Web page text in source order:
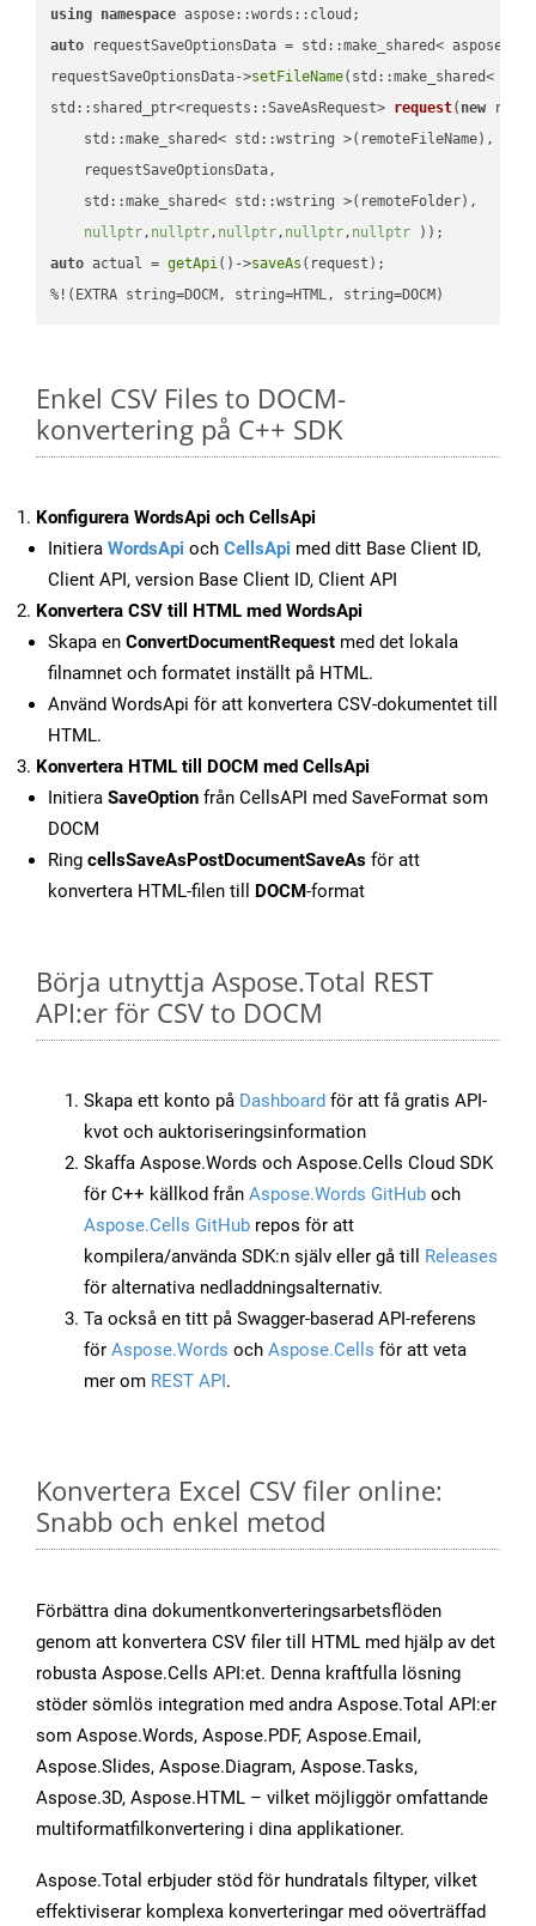
using namespace
auto requestSaveOptionsData = std::make_shared<
requestSaveOptionsData->setFileName(std::make_shared<
std::shared_ptr<requests::SaveAsRequest> request( new
    std::make_shared< std::wstring >(remoteFileName),
    requestSaveOptionsData,
    std::make_shared< std::wstring >(remoteFolder),
nullptr, nullptr, nullptr, nullptr, nullptr ))
auto actual = getApi()->saveAs (request);
%!(EXTRA string=DOCM, string=HTML, string=DOCM)
Enkel CSV Files to DOCM-
konvertering på C++ SDK
Konfigurera WordsApi och CellsApi
Initiera WordsApi och CellsApi med ditt Base Client ID,
Client API, version Base Client ID, Client API
Konvertera CSV till HTML med WordsApi
Skapa en ConvertDocumentRequest med det lokala
filnamnet och formatet inställt på HTML.
Använd WordsApi för att konvertera CSV-dokumentet till
HTML.
Konvertera HTML till DOCM med CellsApi
Initiera SaveOption från CellsAPI med SaveFormat som
DOCM
Ring cellsSaveAsPostDocumentSaveAs för att
konvertera HTML-filen till DOCM-format
Börja utnyttja Aspose.Total REST
API:er för CSV to DOCM
Skapa ett konto på Dashboard för att få gratis API-
kvot och auktoriseringsinformation
Skaffa Aspose.Words och Aspose.Cells Cloud SDK
för C++ källkod från Aspose.Words GitHub och
Aspose.Cells GitHub repos för att
kompilera/använda SDK:n själv eller gå till Releases
för alternativa nedladdningsalternativ.
Ta också en titt på Swagger-baserad API-referens
för Aspose.Words och Aspose.Cells för att veta
mer om REST API.
Konvertera Excel CSV filer online:
Snabb och enkel metod
Förbättra dina dokumentkonverteringsarbetsflöden
genom att konvertera CSV filer till HTML med hjälp av det
robusta Aspose.Cells API:et. Denna kraftfulla lösning
stöder sömlös integration med andra Aspose.Total API:er
som Aspose.Words, Aspose.PDF, Aspose.Email,
Aspose.Slides, Aspose.Diagram, Aspose.Tasks,
Aspose.3D, Aspose.HTML – vilket möjliggör omfattande
multiformatfilkonvertering i dina applikationer.
Aspose.Total erbjuder stöd för hundratals filtyper, vilket
effektiviserar komplexa konverteringar med oöverträffad